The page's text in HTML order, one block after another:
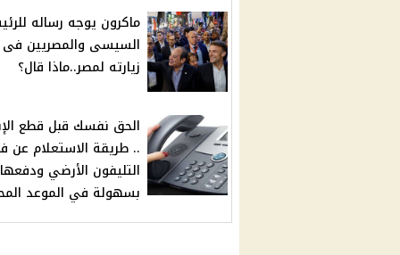
ماكرون يوجه رساله
السيسى والمصريين فى
زيارته لمصر..ماذا قال؟
الحق نفسك قبل قطع
.. طريقة الاستعلام عن
التليفون الأرضي ودفعها
بسهولة في الموعد